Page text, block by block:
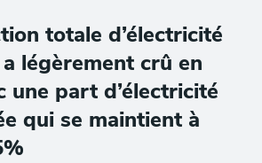
Production
totale d’électricité
légèrement crû en
une part d’électricité
qui se maintient à